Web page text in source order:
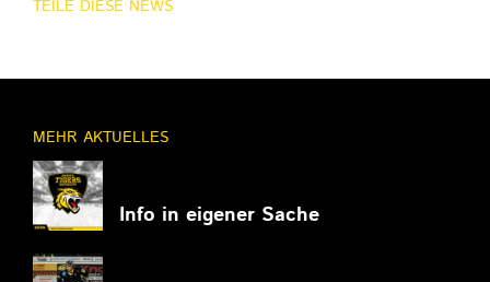
TEILE DIESE NEWS
MEHR AKTUELLES
Info in eigener Sache